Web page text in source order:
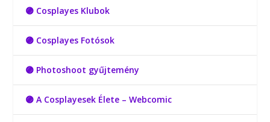
🟣 Cosplayes Klubok
🟣 Cosplayes Fotósok
🟣 Photoshoot gyűjtemény
🟣 A Cosplayesek Élete – Webcomic